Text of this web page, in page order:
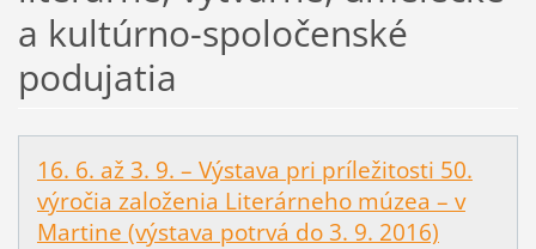
a kultúrno-spoločenské
podujatia
16. 6. až 3. 9. – Výstava pri príležitosti 50.
výročia založenia Literárneho múzea – v
Martine (výstava potrvá do 3. 9. 2016)